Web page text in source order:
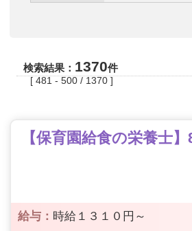
検索結果： 1370件
[ 481 - 500 / 1370 ]
【保育園給食の栄養士
給与： 時給１３１０円～